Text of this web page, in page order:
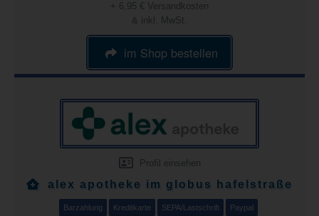
+ 6,95 € Versandkosten
& inkl. MwSt.
im Shop bestellen
Profil einsehen
alex apotheke im globus hafelstraße
Barzahlung Kreditkarte SEPA/Lastschrift Paypal